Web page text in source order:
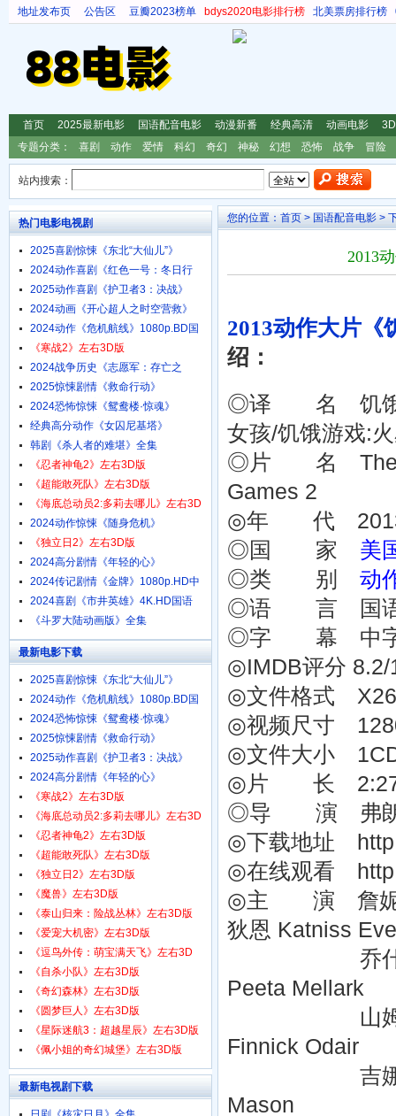
地址发布页 公告区 豆瓣2023榜单 bdys2020电影排行榜 北美票房排行榜
首页 2025最新电影 国语配音电影 动漫新番 经典高清 动画电影
专题分类：
喜剧 动作 爱情 科幻 奇幻 神秘 幻想 恐怖 战争 冒险
站内搜索：
您的位置： 首页 > 国语配音电影 >
2013
2013动作大片《
绍：
◎译 名 饥饿游
女孩/饥饿游戏:
◎片 名 The
Games 2
◎年 代
◎国 家 美
◎类 别 动
◎语 言 国语
◎字 幕 中
◎IMDB评分 8.2/
◎文件格式
◎视频尺寸
◎文件大小
◎片 长
◎导 演 弗朗西
◎下载地址
◎在线观看
◎主 演 詹妮弗
狄恩 Katniss
乔什·哈切
Peeta Mellark
山姆·克拉
Finnick Odair
吉娜·马隆
Mason
热门电影电视剧
2025喜剧惊悚《东北“大仙儿”》
1080p.HD国语中字
2024动作喜剧《红色一号：冬日行
动》4K.HD中英双字
2025动作喜剧《护卫者3：决战》
1080p.HD国语中字
2024动画《开心超人之时空营救》
4K.HD国语中字
2024动作《危机航线》1080p.BD国
语中字
《寒战2》左右3D版
2024战争历史《志愿军：存亡之
战》4K.HD国语中字
2025惊悚剧情《救命行动》
1080p.HD中字
2024恐怖惊悚《鸳鸯楼·惊魂》
4K.HD国语中字
经典高分动作《女囚尼基塔》
1080p.BD中英双字
韩剧《杀人者的难堪》全集
《忍者神龟2》左右3D版
《超能敢死队》左右3D版
《海底总动员2:多莉去哪儿》左右3D
版
2024动作惊悚《随身危机》
1080p.HD中英双字
《独立日2》左右3D版
2024高分剧情《年轻的心》
1080p.HD中字
2024传记剧情《金牌》1080p.HD中
字
2024喜剧《市井英雄》4K.HD国语
中字
《斗罗大陆动画版》全集
最新电影下载
2025喜剧惊悚《东北“大仙儿”》
1080p.HD国语中字
2024动作《危机航线》1080p.BD国
语中字
2024恐怖惊悚《鸳鸯楼·惊魂》
4K.HD国语中字
2025惊悚剧情《救命行动》
1080p.HD中字
2025动作喜剧《护卫者3：决战》
1080p.HD国语中字
2024高分剧情《年轻的心》
1080p.HD中字
《寒战2》左右3D版
《海底总动员2:多莉去哪儿》左右3D
版
《忍者神龟2》左右3D版
《超能敢死队》左右3D版
《独立日2》左右3D版
《魔兽》左右3D版
《泰山归来：险战丛林》左右3D版
《爱宠大机密》左右3D版
《逗鸟外传：萌宝满天飞》左右3D
版
《自杀小队》左右3D版
《奇幻森林》左右3D版
《圆梦巨人》左右3D版
《星际迷航3：超越星辰》左右3D版
《佩小姐的奇幻城堡》左右3D版
最新电视剧下载